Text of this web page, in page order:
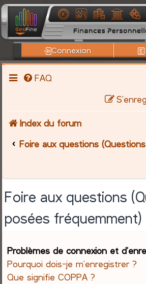
Connexion
FAQ
Index du forum
Foire aux questions
Foire aux questions
posées fréquemment)
Problèmes de connexion et
Pourquoi dois-je m’enregistrer ?
Que signifie COPPA ?